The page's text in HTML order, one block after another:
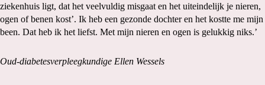
ziekenhuis ligt, dat het veelvuldig misgaat en het uiteindelijk je nieren,
ogen of benen kost’. Ik heb een gezonde dochter en het kostte me mijn
been. Dat heb ik het liefst. Met mijn nieren en ogen is gelukkig niks.’
Oud-diabetesverpleegkundige Ellen Wessels